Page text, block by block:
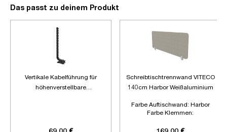
Das passt zu deinem Produkt
Vertikale Kabelführung für
höhenverstellbare
Schreibtischtrennwand VITECO
140cm Harbor Weißaluminium
Farbe Auftischwand: Harbor
Farbe Klemmen:
Länge: 1400mm